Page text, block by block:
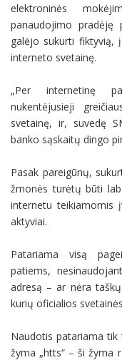
elektroninės
panaudojimo pradėję
galėjo sukurti
interneto svetainę.
„Per internetinę
nukentėjusieji
svetainę, ir, suvedę
banko sąskaitų dingo
Pasak pareigūnų,
žmonės turėtų būti
internetu teikiamomis
aktyviai.
Patariama visą
patiems,
adresą – ar nėra
kurių oficialios
Naudotis patariama
žyma „htts“ – ši žyma